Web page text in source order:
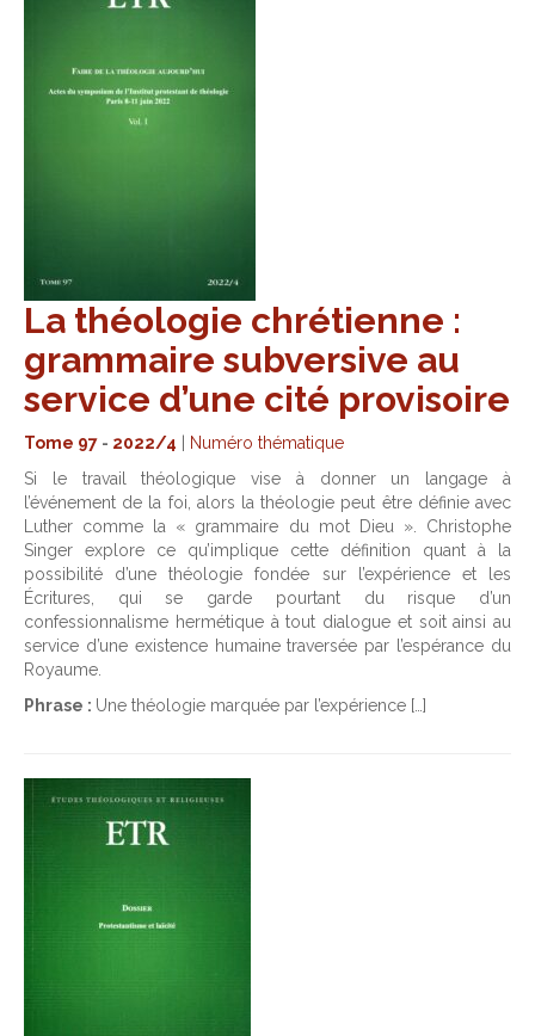
La théologie chrétienne :
grammaire subversive au
service d’une cité provisoire
Tome 97 - 2022/4
Numéro thématique
Si le travail théologique vise à donner un langage à
l’événement de la foi, alors la théologie peut être définie avec
Luther comme la « grammaire du mot Dieu ». Christophe
Singer explore ce qu’implique cette définition quant à la
possibilité d’une théologie fondée sur l’expérience et les
Écritures, qui se garde pourtant du risque d’un
confessionnalisme hermétique à tout dialogue et soit ainsi au
service d’une existence humaine traversée par l’espérance du
Royaume.
Phrase : Une théologie marquée par l’expérience […]